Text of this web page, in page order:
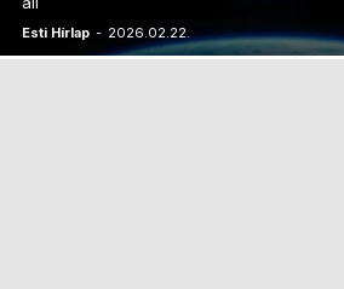
Esti Hírlap - 2026.02.22.